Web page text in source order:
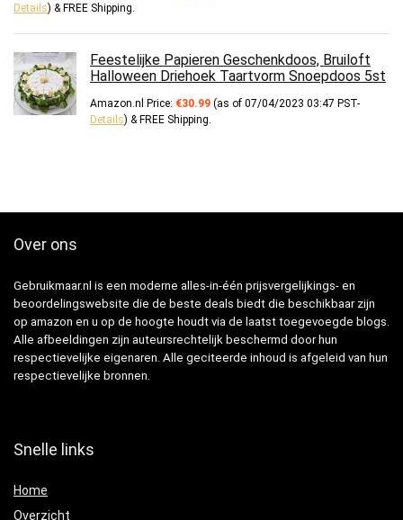
Details) & FREE Shipping.
Feestelijke Papieren Geschenkdoos, Bruiloft
Halloween Driehoek Taartvorm Snoepdoos 5st
Amazon.nl Price: €30.99 (as of 07/04/2023 03:47 PST-
Details) & FREE Shipping.
Over ons
Gebruikmaar.nl is een moderne alles-in-één prijsvergelijkings- en
beoordelingswebsite die de beste deals biedt die beschikbaar zijn
op amazon en u op de hoogte houdt via de laatst toegevoegde blogs.
Alle afbeeldingen zijn auteursrechtelijk beschermd door hun
respectievelijke eigenaren. Alle geciteerde inhoud is afgeleid van hun
respectievelijke bronnen.
Snelle links
Home
Overzicht